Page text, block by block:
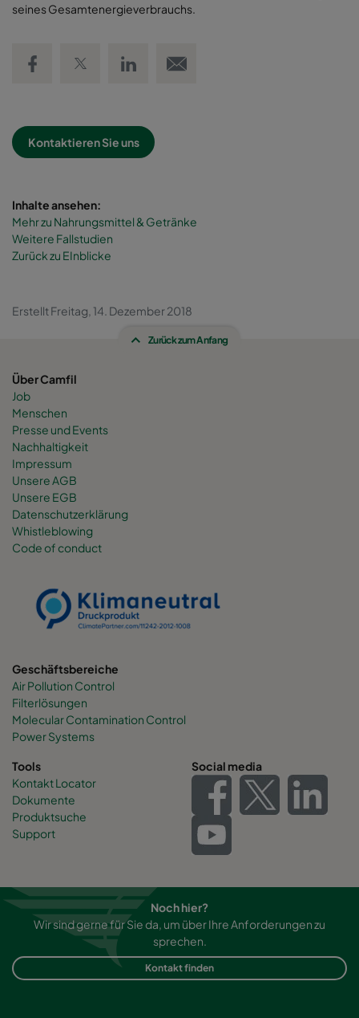
seines Gesamtenergieverbrauchs.
Kontaktieren Sie uns
Inhalte ansehen:
Mehr zu Nahrungsmittel & Getränke
Weitere Fallstudien
Zurück zu EInblicke
Erstellt Freitag, 14. Dezember 2018
Zurück zum Anfang
Über Camfil
Job
Menschen
Presse und Events
Nachhaltigkeit
Impressum
Unsere AGB
Unsere EGB
Datenschutzerklärung
Whistleblowing
Code of conduct
Geschäftsbereiche
Air Pollution Control
Filterlösungen
Molecular Contamination Control
Power Systems
Tools
Kontakt Locator
Dokumente
Produktsuche
Support
Social media
Noch hier?
Wir sind gerne für Sie da, um über Ihre Anforderungen zu
sprechen.
Kontakt finden